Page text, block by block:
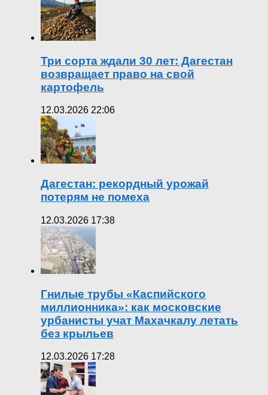
Три сорта ждали 30 лет: Дагестан
возвращает право на свой
картофель
12.03.2026 22:06
Дагестан: рекордный урожай
потерям не помеха
12.03.2026 17:38
Гнилые трубы «Каспийского
миллионника»: как московские
урбанисты учат Махачкалу летать
без крыльев
12.03.2026 17:28